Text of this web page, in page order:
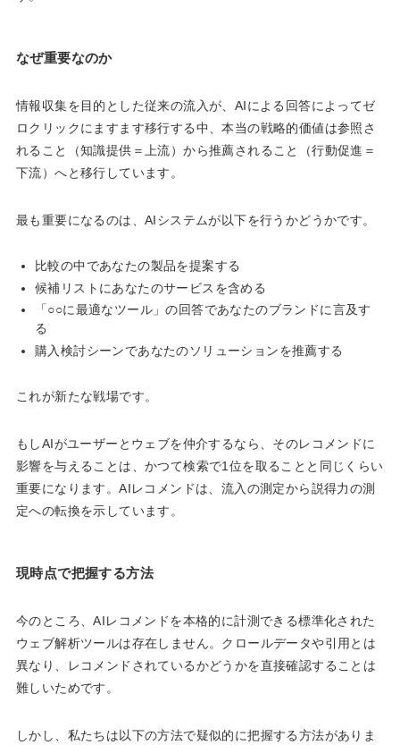
なぜ重要なのか
情報収集を目的とした従来の流入が、AIによる回答によってゼ
ロクリックにますます移行する中、本当の戦略的価値は参照さ
れること（知識提供＝上流）から推薦されること（行動促進＝
下流）へと移行しています。
最も重要になるのは、AIシステムが以下を行うかどうかです。
比較の中であなたの製品を提案する
候補リストにあなたのサービスを含める
「○○に最適なツール」の回答であなたのブランドに言及す
る
購入検討シーンであなたのソリューションを推薦する
これが新たな戦場です。
もしAIがユーザーとウェブを仲介するなら、そのレコメンドに
影響を与えることは、かつて検索で1位を取ることと同じくらい
重要になります。AIレコメンドは、流入の測定から説得力の測
定への転換を示しています。
現時点で把握する方法
今のところ、AIレコメンドを本格的に計測できる標準化された
ウェブ解析ツールは存在しません。クロールデータや引用とは
異なり、レコメンドされているかどうかを直接確認することは
難しいためです。
しかし、私たちは以下の方法で疑似的に把握する方法がありま